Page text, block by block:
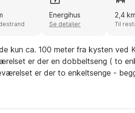
Energihus
Se detaljer
2,4 km
Til
kun ca. 100 meter fra kysten ved
er der en dobbeltseng ( to
er der to enkeltsenge -
mikroovn, separat
barneseng og barnestol.